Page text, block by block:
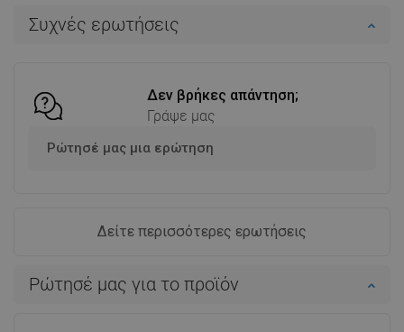
Συχνές ερωτήσεις
Δεν βρήκες απάντηση;
Γράψε μας
Ρώτησέ μας μια ερώτηση
Δείτε περισσότερες ερωτήσεις
Ρώτησέ μας για το προϊόν